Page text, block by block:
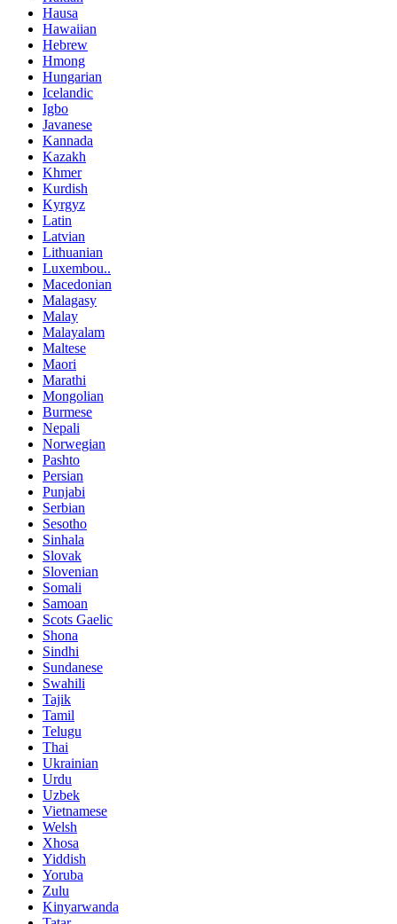
Hausa
Hawaiian
Hebrew
Hmong
Hungarian
Icelandic
Igbo
Javanese
Kannada
Kazakh
Khmer
Kurdish
Kyrgyz
Latin
Latvian
Lithuanian
Luxembou..
Macedonian
Malagasy
Malay
Malayalam
Maltese
Maori
Marathi
Mongolian
Burmese
Nepali
Norwegian
Pashto
Persian
Punjabi
Serbian
Sesotho
Sinhala
Slovak
Slovenian
Somali
Samoan
Scots Gaelic
Shona
Sindhi
Sundanese
Swahili
Tajik
Tamil
Telugu
Thai
Ukrainian
Urdu
Uzbek
Vietnamese
Welsh
Xhosa
Yiddish
Yoruba
Zulu
Kinyarwanda